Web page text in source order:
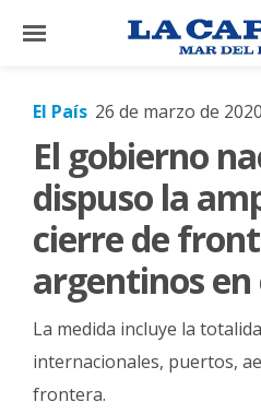
×
El
País
Mundo
La
Cultura
Tecnología
El País 26 de marzo de 2020
El gobierno
dispuso la
cierre de
argentinos
La medida incluye la
internacionales, puertos,
frontera.